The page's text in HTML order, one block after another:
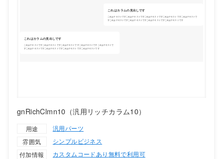
gnRichClmn10（汎用リッチカラム10）
用途
汎用パーツ
雰囲気
シンプルビジネス
付加情報
カスタムコードあり 無料で利用可